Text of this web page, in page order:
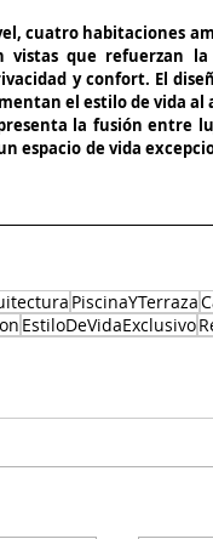
cuatro habitaciones
vistas que refuerzan
y confort. El
el estilo de vida
la fusión entre
espacio de vida
PiscinaYTerraza
EstiloDeVidaExclusivo